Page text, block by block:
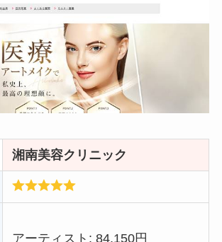
湘南美容クリニック
アーティスト: 84,150円